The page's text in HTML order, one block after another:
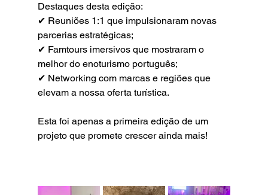
Destaques desta edição:
✔ Reuniões 1:1 que impulsionaram novas
parcerias estratégicas;
✔ Famtours imersivos que mostraram o
melhor do enoturismo português;
✔ Networking com marcas e regiões que
elevam a nossa oferta turística.
Esta foi apenas a primeira edição de um
projeto que promete crescer ainda mais!